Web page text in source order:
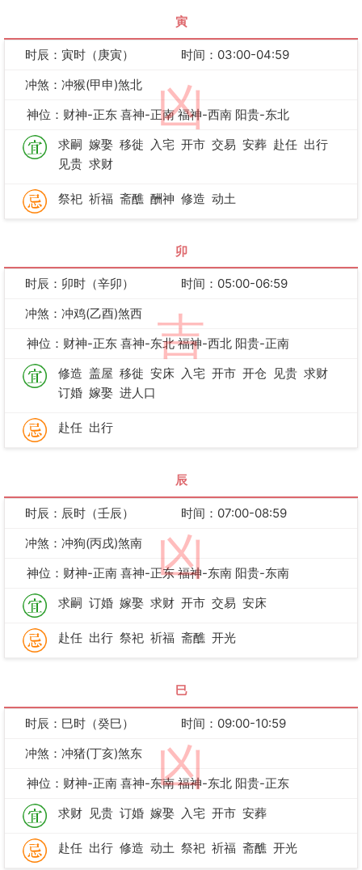
寅
凶
时辰：寅时（庚寅）
时间：03:00-04:59
冲煞：冲猴(甲申)煞北
神位：财神-正东 喜神-正南 福神-西南 阳贵-东北
求嗣 嫁娶 移徙 入宅 开市 交易 安葬 赴任 出行
见贵 求财
祭祀 祈福 斋醮 酬神 修造 动土
卯
吉
时辰：卯时（辛卯）
时间：05:00-06:59
冲煞：冲鸡(乙酉)煞西
神位：财神-正东 喜神-东北 福神-西北 阳贵-正南
修造 盖屋 移徙 安床 入宅 开市 开仓 见贵 求财
订婚 嫁娶 进人口
赴任 出行
辰
凶
时辰：辰时（壬辰）
时间：07:00-08:59
冲煞：冲狗(丙戌)煞南
神位：财神-正南 喜神-正东 福神-东南 阳贵-东南
求嗣 订婚 嫁娶 求财 开市 交易 安床
赴任 出行 祭祀 祈福 斋醮 开光
巳
凶
时辰：巳时（癸巳）
时间：09:00-10:59
冲煞：冲猪(丁亥)煞东
神位：财神-正南 喜神-东南 福神-东北 阳贵-正东
求财 见贵 订婚 嫁娶 入宅 开市 安葬
赴任 出行 修造 动土 祭祀 祈福 斋醮 开光